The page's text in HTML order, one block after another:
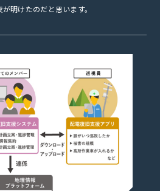
明けたのだと思います。